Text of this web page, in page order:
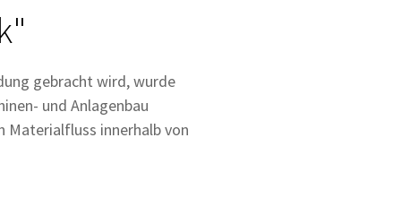
gebracht wird, wurde
und Anlagenbau
Materialfluss innerhalb von